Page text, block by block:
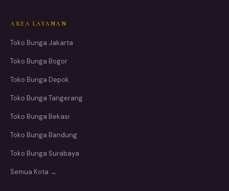
AREA LAYANAN
Toko Bunga Jakarta
Toko Bunga Bogor
Toko Bunga Depok
Toko Bunga Tangerang
Toko Bunga Bekasi
Toko Bunga Bandung
Toko Bunga Surabaya
Semua Kota →